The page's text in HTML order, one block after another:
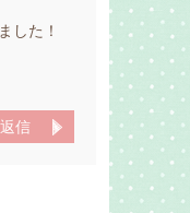
した！
返信